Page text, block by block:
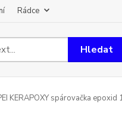
Rádce
Hledat
KERAPOXY spárovačka